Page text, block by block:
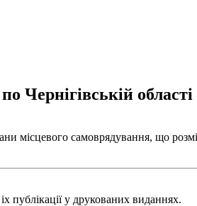
Чернігівській
самоврядування, що
публікації у друкованих виданнях.